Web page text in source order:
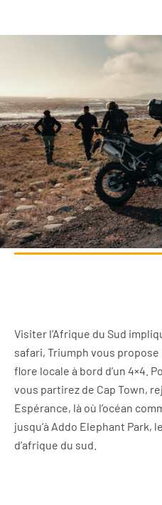
Visiter l’Afrique du Sud
safari, Triumph vous propose
flore locale à bord d’un 4×4.
vous partirez de Cap Town,
Espérance, là où l’océan
jusqu’à Addo Elephant Park,
d’afrique du sud.